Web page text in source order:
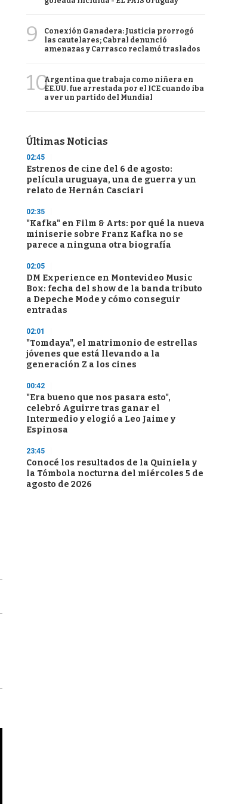
9
Conexión Ganadera: Justicia prorrogó
las cautelares; Cabral denunció
amenazas y Carrasco reclamó traslados
10Argentina que trabaja como niñera en
EE.UU. fue arrestada por el ICE cuando iba
a ver un partido del Mundial
Últimas Noticias
02:45
Estrenos de cine del 6 de agosto:
película uruguaya, una de guerra y un
relato de Hernán Casciari
02:35
"Kafka" en Film & Arts: por qué la nueva
miniserie sobre Franz Kafka no se
parece a ninguna otra biografía
02:05
DM Experience en Montevideo Music
Box: fecha del show de la banda tributo
a Depeche Mode y cómo conseguir
entradas
02:01
"Tomdaya", el matrimonio de estrellas
jóvenes que está llevando a la
generación Z a los cines
00:42
"Era bueno que nos pasara esto",
celebró Aguirre tras ganar el
Intermedio y elogió a Leo Jaime y
Espinosa
23:45
Conocé los resultados de la Quiniela y
la Tómbola nocturna del miércoles 5 de
agosto de 2026